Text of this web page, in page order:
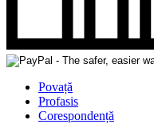
Povață
Profasis
Corespondență